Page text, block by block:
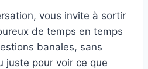
vous invite à sortir
de temps en temps
banales, sans
juste pour voir ce que